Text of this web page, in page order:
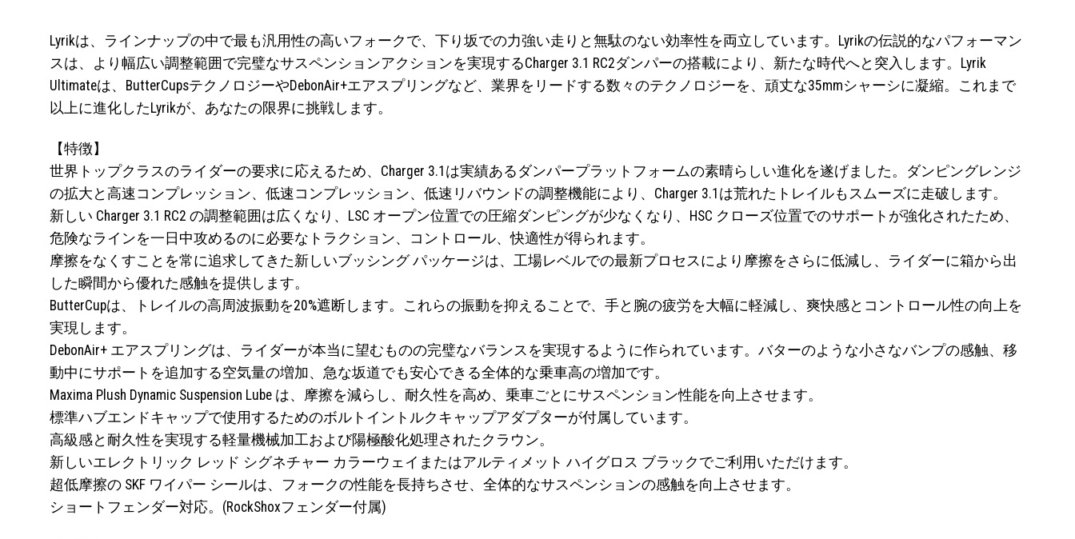
Lyrikは、ラインナップの中で最も汎用性の高いフォークで、下り坂での力強い走りと無駄のない効率性を両立しています。Lyrikの伝説的なパフォーマン
スは、より幅広い調整範囲で完璧なサスペンションアクションを実現するCharger 3.1 RC2ダンパーの搭載により、新たな時代へと突入します。Lyrik
Ultimateは、ButterCupsテクノロジーやDebonAir+エアスプリングなど、業界をリードする数々のテクノロジーを、頑丈な35mmシャーシに凝縮。これまで
以上に進化したLyrikが、あなたの限界に挑戦します。
【特徴】
世界トップクラスのライダーの要求に応えるため、Charger 3.1は実績あるダンパープラットフォームの素晴らしい進化を遂げました。ダンピングレンジ
の拡大と高速コンプレッション、低速コンプレッション、低速リバウンドの調整機能により、Charger 3.1は荒れたトレイルもスムーズに走破します。
新しい Charger 3.1 RC2 の調整範囲は広くなり、LSC オープン位置での圧縮ダンピングが少なくなり、HSC クローズ位置でのサポートが強化されたため、
危険なラインを一日中攻めるのに必要なトラクション、コントロール、快適性が得られます。
摩擦をなくすことを常に追求してきた新しいブッシング パッケージは、工場レベルでの最新プロセスにより摩擦をさらに低減し、ライダーに箱から出
した瞬間から優れた感触を提供します。
ButterCupは、トレイルの高周波振動を20%遮断します。これらの振動を抑えることで、手と腕の疲労を大幅に軽減し、爽快感とコントロール性の向上を
実現します。
DebonAir+ エアスプリングは、ライダーが本当に望むものの完璧なバランスを実現するように作られています。バターのような小さなバンプの感触、移
動中にサポートを追加する空気量の増加、急な坂道でも安心できる全体的な乗車高の増加です。
Maxima Plush Dynamic Suspension Lube は、摩擦を減らし、耐久性を高め、乗車ごとにサスペンション性能を向上させます。
標準ハブエンドキャップで使用するためのボルトイントルクキャップアダプターが付属しています。
高級感と耐久性を実現する軽量機械加工および陽極酸化処理されたクラウン。
新しいエレクトリック レッド シグネチャー カラーウェイまたはアルティメット ハイグロス ブラックでご利用いただけます。
超低摩擦の SKF ワイパー シールは、フォークの性能を長持ちさせ、全体的なサスペンションの感触を向上させます。
ショートフェンダー対応。(RockShoxフェンダー付属)